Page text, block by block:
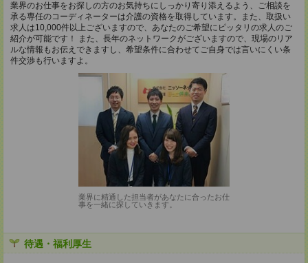
業界のお仕事をお探しの方のお気持ちにしっかり寄り添えるよう、ご相談を
承る専任のコーディネーターは介護の資格を取得しています。また、取扱い
求人は10,000件以上ございますので、あなたのご希望にピッタリの求人のご
紹介が可能です！ また、長年のネットワークがございますので、現場のリア
ルな情報もお伝えできますし、希望条件に合わせてご自身では言いにくい条
件交渉も行いますよ。
業界に精通した担当者があなたに合ったお仕
事を一緒に探していきます。
待遇・福利厚生